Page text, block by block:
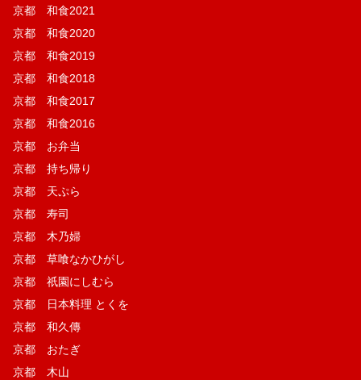
京都 和食2021
京都 和食2020
京都 和食2019
京都 和食2018
京都 和食2017
京都 和食2016
京都 お弁当
京都 持ち帰り
京都 天ぷら
京都 寿司
京都 木乃婦
京都 草喰なかひがし
京都 祇園にしむら
京都 日本料理 とくを
京都 和久傳
京都 おたぎ
京都 木山